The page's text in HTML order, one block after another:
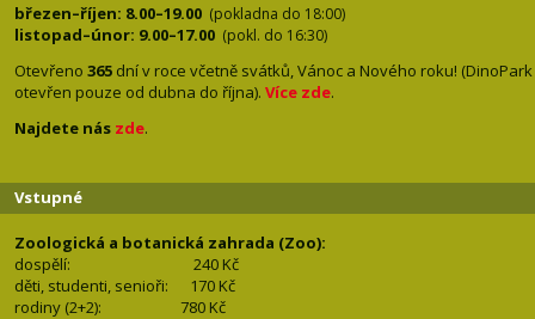
březen–říjen: 8.00–19.00 (pokladna do 18:00)
listopad–únor: 9.00–17.00 (pokl. do 16:30)
Otevřeno 365 dní v roce včetně svátků, Vánoc a Nového roku! (DinoPark
otevřen pouze od dubna do října). Více zde.
Najdete nás zde.
Vstupné
Zoologická a botanická zahrada (Zoo):
dospělí:
240 Kč
děti, studenti, senioři: 170 Kč
rodiny (2+2): 780 Kč